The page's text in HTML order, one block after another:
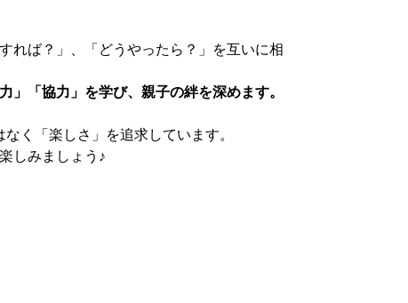
れば？」、「どうやったら？」を互いに相
」「協力」を学び、親子の絆を深めます。
く「楽しさ」を追求しています。
しみましょう♪